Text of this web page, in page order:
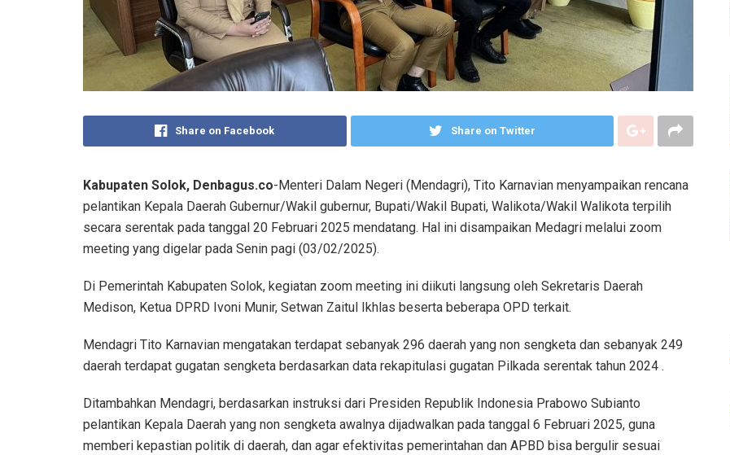
Share on Facebook Share on Twitter
Kabupaten Solok, Denbagus.co-Menteri Dalam Negeri (Mendagri), Tito Karnavian menyampaikan rencana
pelantikan Kepala Daerah Gubernur/Wakil gubernur, Bupati/Wakil Bupati, Walikota/Wakil Walikota terpilih
secara serentak pada tanggal 20 Februari 2025 mendatang. Hal ini disampaikan Medagri melalui zoom
meeting yang digelar pada Senin pagi (03/02/2025).
Di Pemerintah Kabupaten Solok, kegiatan zoom meeting ini diikuti langsung oleh Sekretaris Daerah
Medison, Ketua DPRD Ivoni Munir, Setwan Zaitul Ikhlas beserta beberapa OPD terkait.
Mendagri Tito Karnavian mengatakan terdapat sebanyak 296 daerah yang non sengketa dan sebanyak 249
daerah terdapat gugatan sengketa berdasarkan data rekapitulasi gugatan Pilkada serentak tahun 2024 .
Ditambahkan Mendagri, berdasarkan instruksi dari Presiden Republik Indonesia Prabowo Subianto
pelantikan Kepala Daerah yang non sengketa awalnya dijadwalkan pada tanggal 6 Februari 2025, guna
memberi kepastian politik di daerah, dan agar efektivitas pemerintahan dan APBD bisa bergulir sesuai